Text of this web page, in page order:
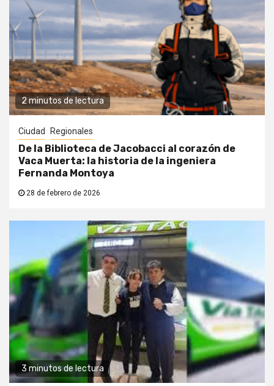
2 minutos de lectura
Ciudad Regionales
De la Biblioteca de Jacobacci al corazón de
Vaca Muerta: la historia de la ingeniera
Fernanda Montoya
28 de febrero de 2026
3 minutos de lectura